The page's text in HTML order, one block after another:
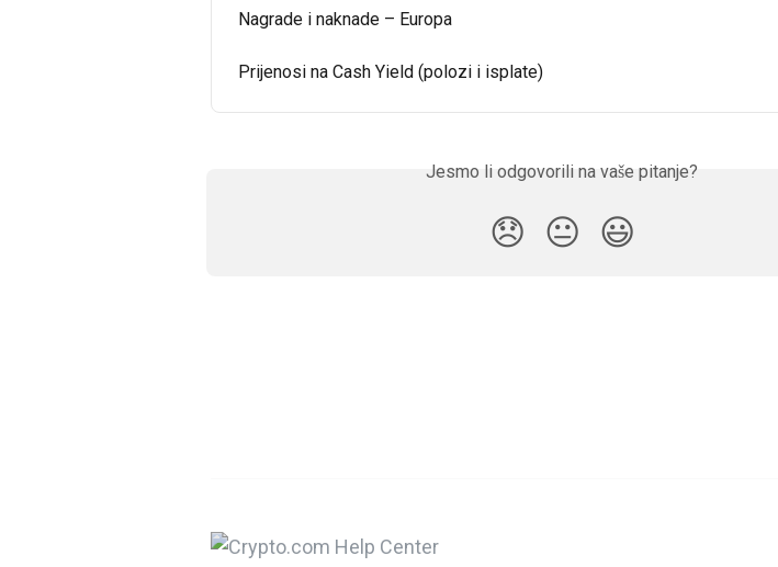
Nagrade i naknade – Europa
Prijenosi na Cash Yield (polozi i isplate)
Jesmo li odgovorili na vaše pitanje?
😞 😐 😃